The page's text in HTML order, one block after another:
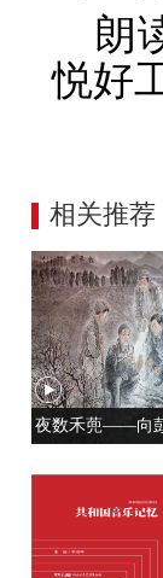
朗
悦好
相关推荐
夜数禾蔸——向